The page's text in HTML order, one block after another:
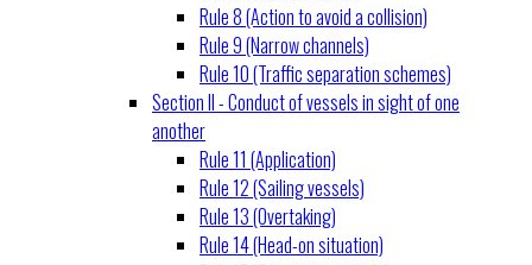
Rule 8 (Action to avoid a collision)
Rule 9 (Narrow channels)
Rule 10 (Traffic separation schemes)
Section II - Conduct of vessels in sight of one
another
Rule 11 (Application)
Rule 12 (Sailing vessels)
Rule 13 (Overtaking)
Rule 14 (Head-on situation)